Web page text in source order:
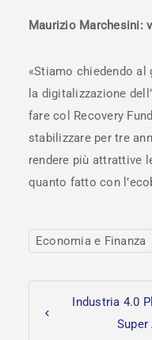
Maurizio Marchesini:
«Stiamo chiedendo al
la digitalizzazione
fare col Recovery
stabilizzare per tre
rendere più attrattive
quanto fatto con
Economia e Finanza
Industria 4.0